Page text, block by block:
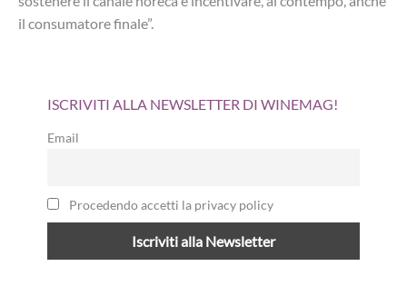
il consumatore finale”.
ISCRIVITI ALLA NEWSLETTER DI WINEMAG!
Email
Procedendo accetti la privacy policy